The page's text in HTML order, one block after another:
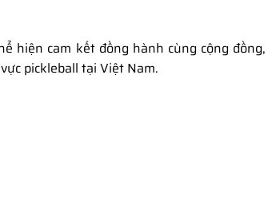
hiện cam kết đồng hành cùng cộng đồng,
pickleball tại Việt Nam.